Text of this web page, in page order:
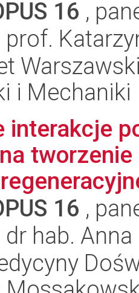
16 ,
i Mechaniki
interakcje
16 ,
hab.